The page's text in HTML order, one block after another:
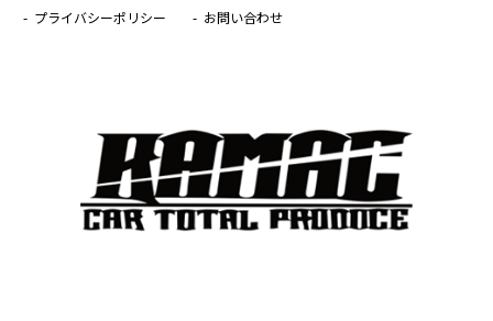
プライバシーポリシー
お問い合わせ